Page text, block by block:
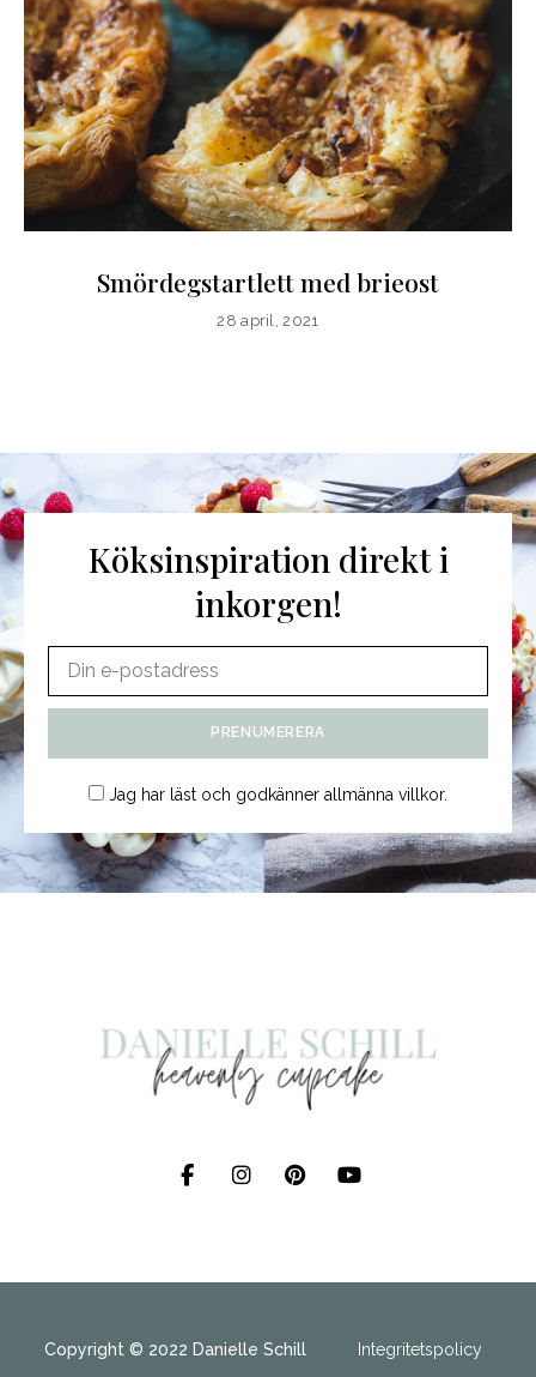
Smördegstartlett med brieost
28 april, 2021
Köksinspiration direkt i
inkorgen!
Jag har läst och godkänner allmänna villkor.
Integritetspolicy
Copyright © 2022 Danielle Schill